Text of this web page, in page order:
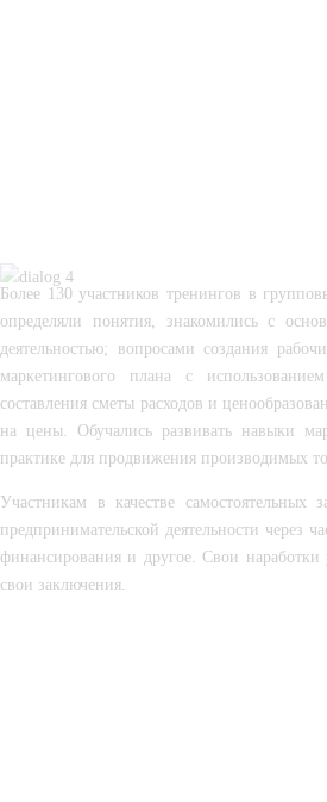
Более 130 участников тренингов в
определяли понятия, знакомились с
деятельностью; вопросами создания
маркетингового плана с
составления сметы расходов и
на цены. Обучались развивать навыки
практике для продвижения производимых
Участникам в качестве
предпринимательской деятельности через
финансирования и другое. Свои наработки
свои заключения.